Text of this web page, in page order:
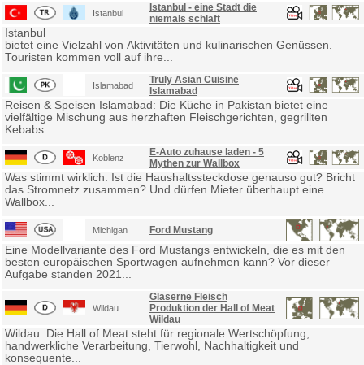
Istanbul
Istanbul - eine Stadt die
niemals schläft
Istanbul
bietet eine Vielzahl von Aktivitäten und kulinarischen Genüssen.
Touristen kommen voll auf ihre...
Islamabad
Truly Asian Cuisine
Islamabad
Reisen & Speisen Islamabad: Die Küche in Pakistan bietet eine
vielfältige Mischung aus herzhaften Fleischgerichten, gegrillten
Kebabs...
Koblenz
E-Auto zuhause laden - 5
Mythen zur Wallbox
Was stimmt wirklich: Ist die Haushaltssteckdose genauso gut? Bricht
das Stromnetz zusammen? Und dürfen Mieter überhaupt eine
Wallbox...
Michigan Ford Mustang
Eine Modellvariante des Ford Mustangs entwickeln, die es mit den
besten europäischen Sportwagen aufnehmen kann? Vor dieser
Aufgabe standen 2021...
Wildau
Gläserne Fleisch
Produktion der Hall of Meat
Wildau
Wildau: Die Hall of Meat steht für regionale Wertschöpfung,
handwerkliche Verarbeitung, Tierwohl, Nachhaltigkeit und
konsequente...